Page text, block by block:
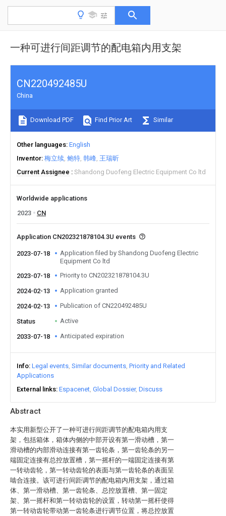
一种可进行间距调节的配电箱内用支架
Abstract
本实用新型公开了一种可进行间距调节的配电箱内用支
架，包括箱体，箱体内侧的中部开设有第一滑动槽，第一
滑动槽的内部滑动连接有第一齿轮条，第一齿轮条的另一
端固定连接有总控放置槽，第一摇杆的一端固定连接有第
一转动齿轮，第一转动齿轮的表面与第一齿轮条的表面呈
啮合连接。该可进行间距调节的配电箱内用支架，通过箱
体、第一滑动槽、第一齿轮条、总控放置槽、第一固定
架、第一摇杆和第一转动齿轮的设置，转动第一摇杆使得
第一转动齿轮带动第一齿轮条进行调节位置，将总控放置
CN220492485U
China
Download PDF Find Prior Art Similar
Other languages English
Inventor 梅立续 鲍特 韩峰 王瑞昕
Current Assignee
Shandong Duofeng Electric Equipment Co ltd
Worldwide applications
2023
CN
Application CN202321878104.3U events
2023-07-18
Application filed by Shandong Duofeng Electric
Equipment Co ltd
2023-07-18
Priority to CN202321878104.3U
2024-02-13 Application granted
2024-02-13 Publication of CN220492485U
Status Active
2033-07-18 Anticipated expiration
Info Legal events Similar documents Priority and Related
Applications
External links Espacenet Global Dossier Discuss